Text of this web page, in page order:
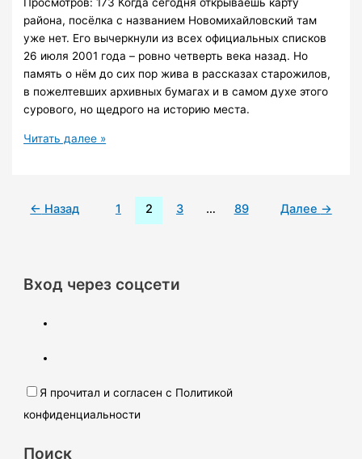
района, посёлка с названием Новомихайловский там
уже нет. Его вычеркнули из всех официальных списков
26 июля 2001 года – ровно четверть века назад. Но
память о нём до сих пор жива в рассказах старожилов,
в пожелтевших архивных бумагах и в самом духе этого
сурового, но щедрого на историю места.
Исчезнувший
Енашимо
Читать далее »
← Назад 1 2 3 … 89 Далее →
Вход через соцсети
Я прочитал и согласен с Политикой
конфиденциальности
Поиск